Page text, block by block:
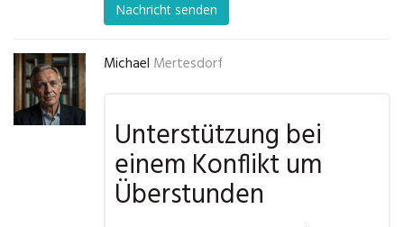
Nachricht senden
Michael Mertesdorf
Unterstützung bei
einem Konflikt um
Überstunden